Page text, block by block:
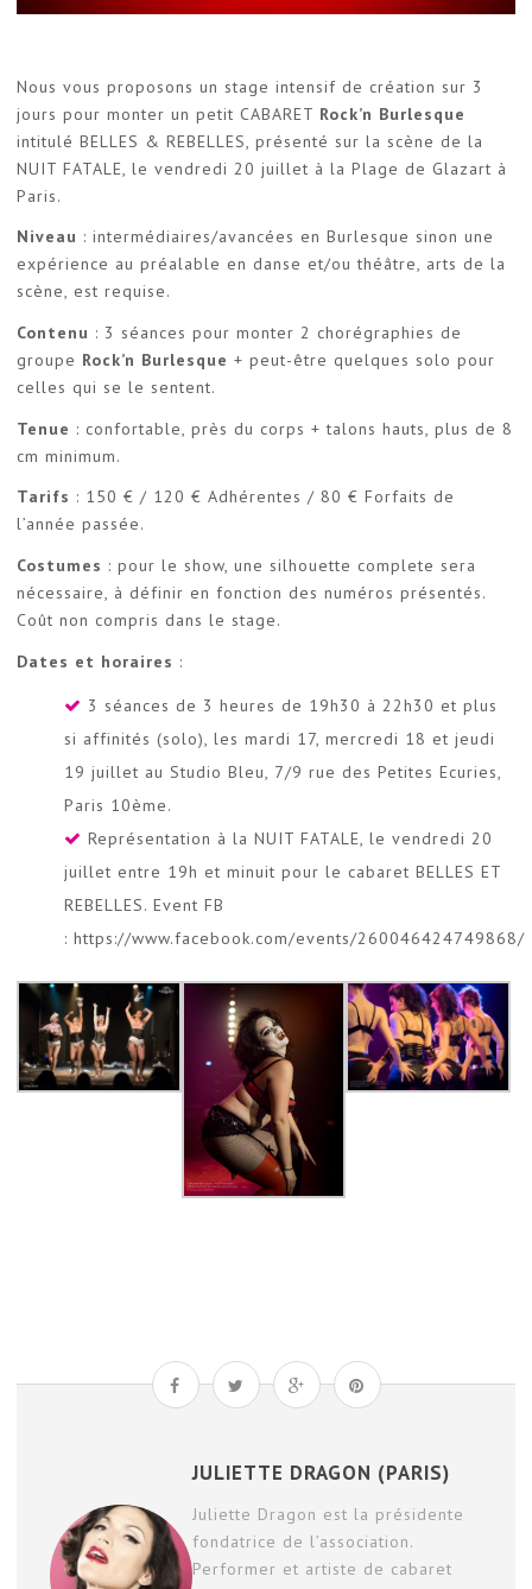
Nous vous proposons un stage intensif de création sur 3
jours pour monter un petit CABARET Rock’n Burlesque
intitulé BELLES & REBELLES, présenté sur la scène de la
NUIT FATALE, le vendredi 20 juillet à la Plage de Glazart à
Paris.
Niveau : intermédiaires/avancées en Burlesque sinon une
expérience au préalable en danse et/ou théâtre, arts de la
scène, est requise.
Contenu : 3 séances pour monter 2 chorégraphies de
groupe Rock’n Burlesque + peut-être quelques solo pour
celles qui se le sentent.
Tenue : confortable, près du corps + talons hauts, plus de 8
cm minimum.
Tarifs : 150 € / 120 € Adhérentes / 80 € Forfaits de
l’année passée.
Costumes : pour le show, une silhouette complete sera
nécessaire, à définir en fonction des numéros présentés.
Coût non compris dans le stage.
Dates et horaires :
3 séances de 3 heures de 19h30 à 22h30 et plus
si affinités (solo), les mardi 17, mercredi 18 et jeudi
19 juillet au Studio Bleu, 7/9 rue des Petites Ecuries,
Paris 10ème.
Représentation à la NUIT FATALE, le vendredi 20
juillet entre 19h et minuit pour le cabaret BELLES ET
REBELLES. Event FB
: https://www.facebook.com/events/260046424749868/
JULIETTE DRAGON (PARIS)
Juliette Dragon est la présidente
fondatrice de l’association.
Performer et artiste de cabaret